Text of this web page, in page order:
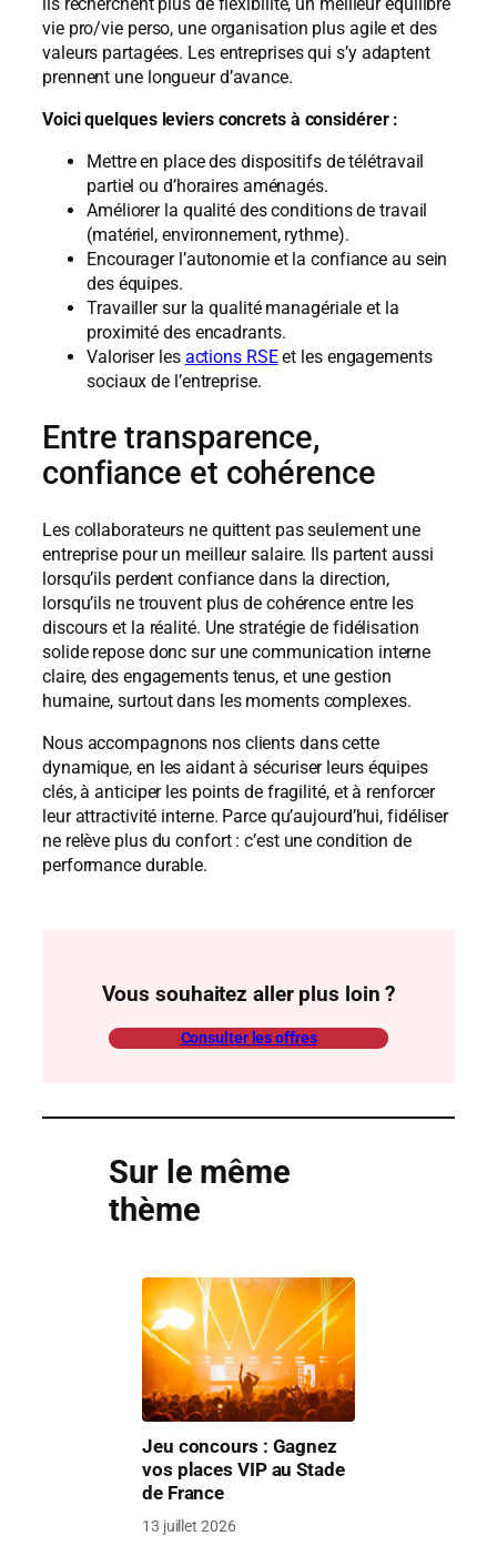
vie pro/vie perso, une organisation plus agile et des
valeurs partagées. Les entreprises qui s’y adaptent
prennent une longueur d’avance.
Voici quelques leviers concrets à considérer :
Mettre en place des dispositifs de télétravail
partiel ou d’horaires aménagés.
Améliorer la qualité des conditions de travail
(matériel, environnement, rythme).
Encourager l’autonomie et la confiance au sein
des équipes.
Travailler sur la qualité managériale et la
proximité des encadrants.
Valoriser les actions RSEet les engagements
sociaux de l’entreprise.
Entre transparence,
confiance et cohérence
Les collaborateurs ne quittent pas seulement une
entreprise pour un meilleur salaire. Ils partent aussi
lorsqu’ils perdent confiance dans la direction,
lorsqu’ils ne trouvent plus de cohérence entre les
discours et la réalité. Une stratégie de fidélisation
solide repose donc sur une communication interne
claire, des engagements tenus, et une gestion
humaine, surtout dans les moments complexes.
Nous accompagnons nos clients dans cette
dynamique, en les aidant à sécuriser leurs équipes
clés, à anticiper les points de fragilité, et à renforcer
leur attractivité interne. Parce qu’aujourd’hui, fidéliser
ne relève plus du confort : c’est une condition de
performance durable.
Vous souhaitez aller plus loin ?
Consulter les offres
Sur le même
thème
Jeu concours : Gagnez
vos places VIP au Stade
de France
13 juillet 2026